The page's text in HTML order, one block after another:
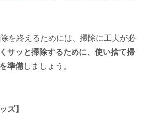
を終えるためには、掃除に工夫が必
サッと掃除するために、使い捨て掃
準備しましょう。
ズ】